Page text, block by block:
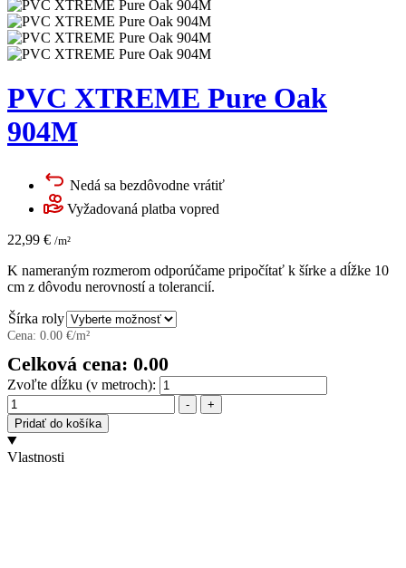
PVC XTREME Pure Oak
904M
Nedá sa bezdôvodne vrátiť
Vyžadovaná platba vopred
22,99 € /m²
K nameraným rozmerom odporúčame pripočítať k šírke a dĺžke 10
cm z dôvodu nerovností a tolerancií.
Šírka roly
Cena: 0.00 €/m²
Celková cena: 0.00
Zvoľte dĺžku (v metroch):
Množstvo
-
+
Pridať do košíka
Vlastnosti